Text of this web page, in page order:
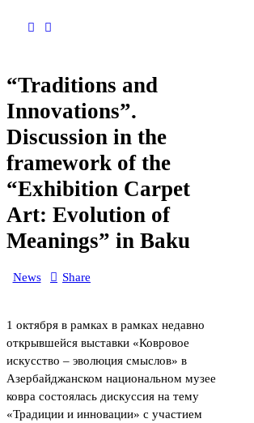
“Traditions and
Innovations”.
Discussion in the
framework of the
“Exhibition Carpet
Art: Evolution of
Meanings” in Baku
News Share
1 октября в рамках в рамках недавно
открывшейся выставки «Ковровое
искусство – эволюция смыслов» в
Азербайджанском национальном музее
ковра состоялась дискуссия на тему
«Традиции и инновации» с участием